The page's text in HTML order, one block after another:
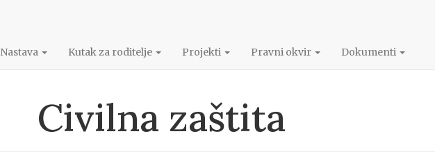
Nastava Kutak za roditelje Projekti Pravni okvir Dokumenti
Civilna zaštita